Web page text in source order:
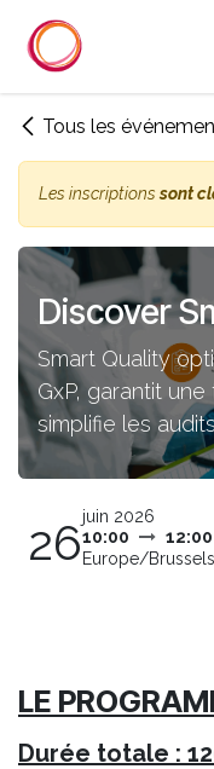
Tous les
Les inscriptionssont
Discover
Smart Quality
GxP, garantit
simplifie les
26juin 2026
10:00
12:00
Europe/Brussels
LE
Durée totale :